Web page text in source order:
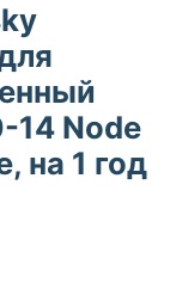
14 Node
на 1 год